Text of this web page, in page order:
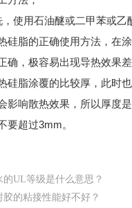
使用石油醚或二甲苯或乙
硅脂的正确使用方法，在
确，极容易出现导热效果
硅脂涂覆的比较厚，此时
影响散热效果，所以厚度
要超过3mm。
的UL等级是什么意思？
胶的粘接性能好不好？